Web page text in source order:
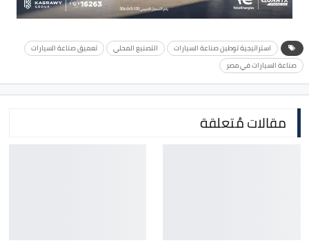
استراتيجية توطين صناعة السيارات التصنيع المحلي
تعميق صناعة السيارات
صناعة السيارات في مصر
مقالات مُتعلقة